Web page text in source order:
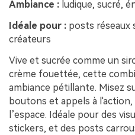
Ambiance : ludique, sucré,
Idéale pour : posts réseaux
créateurs
Vive et sucrée comme un
crème fouettée, cette
ambiance pétillante. Misez
boutons et appels à
l’espace. Idéale pour des
stickers, et des posts